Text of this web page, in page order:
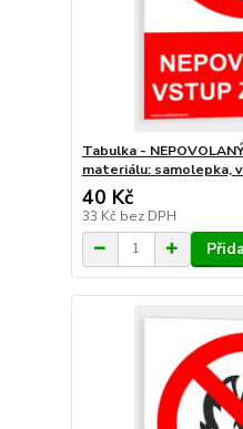
Tabulka -
materiálu: samolepka,
40 Kč
33 Kč bez DPH